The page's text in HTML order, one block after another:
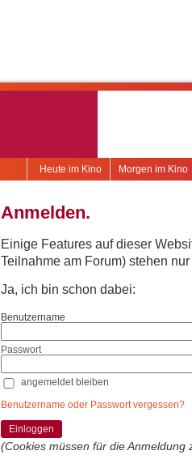
Morgen im Kino
Heute im Kino
Anmelden.
Einige Features auf dieser
Teilnahme am Forum) stehen
Ja, ich bin schon dabei:
Benutzername
Passwort
angemeldet bleiben
Benutzername oder Passwort vergessen?
Einloggen
(Cookies müssen für die Anmeldung